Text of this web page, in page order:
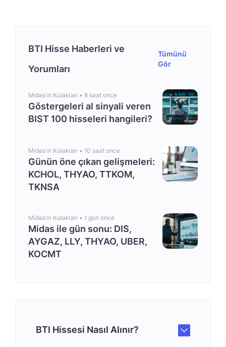
BTI Hisse Haberleri ve
Yorumları
Tümünü
Gör
Midas’ın Kulakları • 8 saat once
Göstergeleri al sinyali veren
BIST 100 hisseleri hangileri?
Midas’ın Kulakları • 10 saat once
Günün öne çıkan gelişmeleri:
KCHOL, THYAO, TTKOM,
TKNSA
Midas’ın Kulakları • 1 gün once
Midas ile gün sonu: DIS,
AYGAZ, LLY, THYAO, UBER,
KOCMT
BTI Hissesi Nasıl Alınır?